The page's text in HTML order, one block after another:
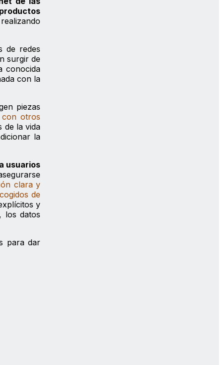
de redes
surgir de
conocida
con la
piezas
otros
de la vida
la
usuarios
clara y
de
y
los datos
para dar